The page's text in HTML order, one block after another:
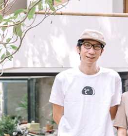
SHARE TWEET LINE